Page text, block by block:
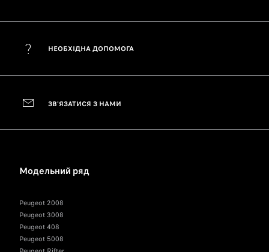
НЕОБХІДНА ДОПОМОГА
ЗВ'ЯЗАТИСЯ З НАМИ
Модельний ряд
Peugeot 2008
Peugeot 3008
Peugeot 408
Peugeot 5008